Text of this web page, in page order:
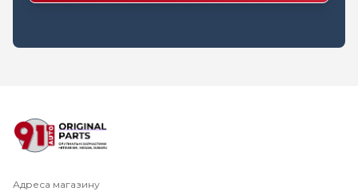
Адреса магазину